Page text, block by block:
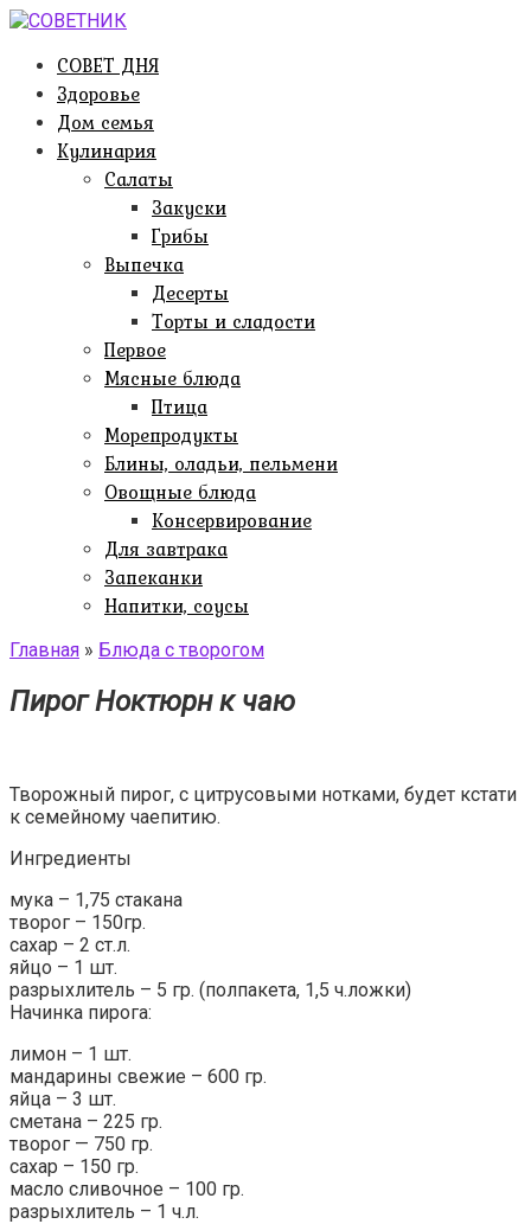
Перейти
контентуСОВЕТ ДНЯ
Здоровье
Дом семья
Кулинария
Салаты
Закуски
Грибы
Выпечка
Десерты
Торты и сладости
Первое
Мясные блюда
Птица
Морепродукты
Блины, оладьи, пельмени
Овощные блюда
Консервирование
Для завтрака
Запеканки
Напитки, соусы
Главная » Блюда с творогом
Пирог Ноктюрн к чаю
Творожный пирог, с цитрусовыми нотками, будет кстати
к семейному чаепитию.
Ингредиенты
мука – 1,75 стакана
творог – 150гр.
сахар – 2 ст.л.
яйцо – 1 шт.
разрыхлитель – 5 гр. (полпакета, 1,5 ч.ложки)
Начинка пирога:
лимон – 1 шт.
мандарины свежие – 600 гр.
яйца – 3 шт.
сметана – 225 гр.
творог — 750 гр.
сахар – 150 гр.
масло сливочное – 100 гр.
разрыхлитель – 1 ч.л.